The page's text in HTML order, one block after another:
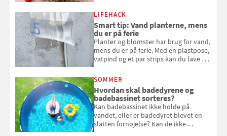
kan bruge dine hindbær i alt fra
bagværk og salater til is og syltning.
LIFEHACK
Smart tip: Vand planterne, mens
du er på ferie
Planter og blomster har brug for vand,
mens du er på ferie. Med en plastpose,
vatpind og et par strips kan du lave dit
at bede naboen om at vande eller
komme hjem til døde planter
SOMMER
Hvordan skal badedyrene og
badebassinet sorteres?
Kan badebassinet ikke holde på
vandet, eller er badedyret blevet en
slatten fornøjelse? Kan de ikke